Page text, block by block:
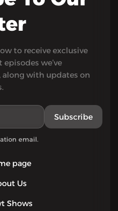
page
Us
Shows
to receive exclusive
we’ve
along with updates on
Subscribe
email.